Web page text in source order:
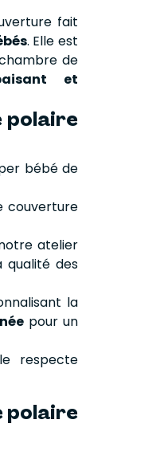
fait
. Elle est
de
et
polaire
bébé de
couverture
atelier
qualité des
la
pour un
respecte
polaire